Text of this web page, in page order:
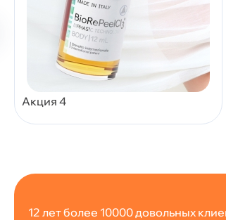
Акция 4
12 лет более 10000 довольных